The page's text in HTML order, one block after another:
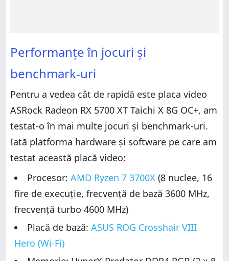
Performanțe în jocuri și
benchmark-uri
Pentru a vedea cât de rapidă este placa video
ASRock Radeon RX 5700 XT Taichi X 8G OC+, am
testat-o în mai multe jocuri și benchmark-uri.
Iată platforma hardware și software pe care am
testat această placă video:
Procesor: AMD Ryzen 7 3700X (8 nuclee, 16
fire de execuție, frecvență de bază 3600 MHz,
frecvență turbo 4600 MHz)
Placă de bază: ASUS ROG Crosshair VIII
Hero (Wi-Fi)